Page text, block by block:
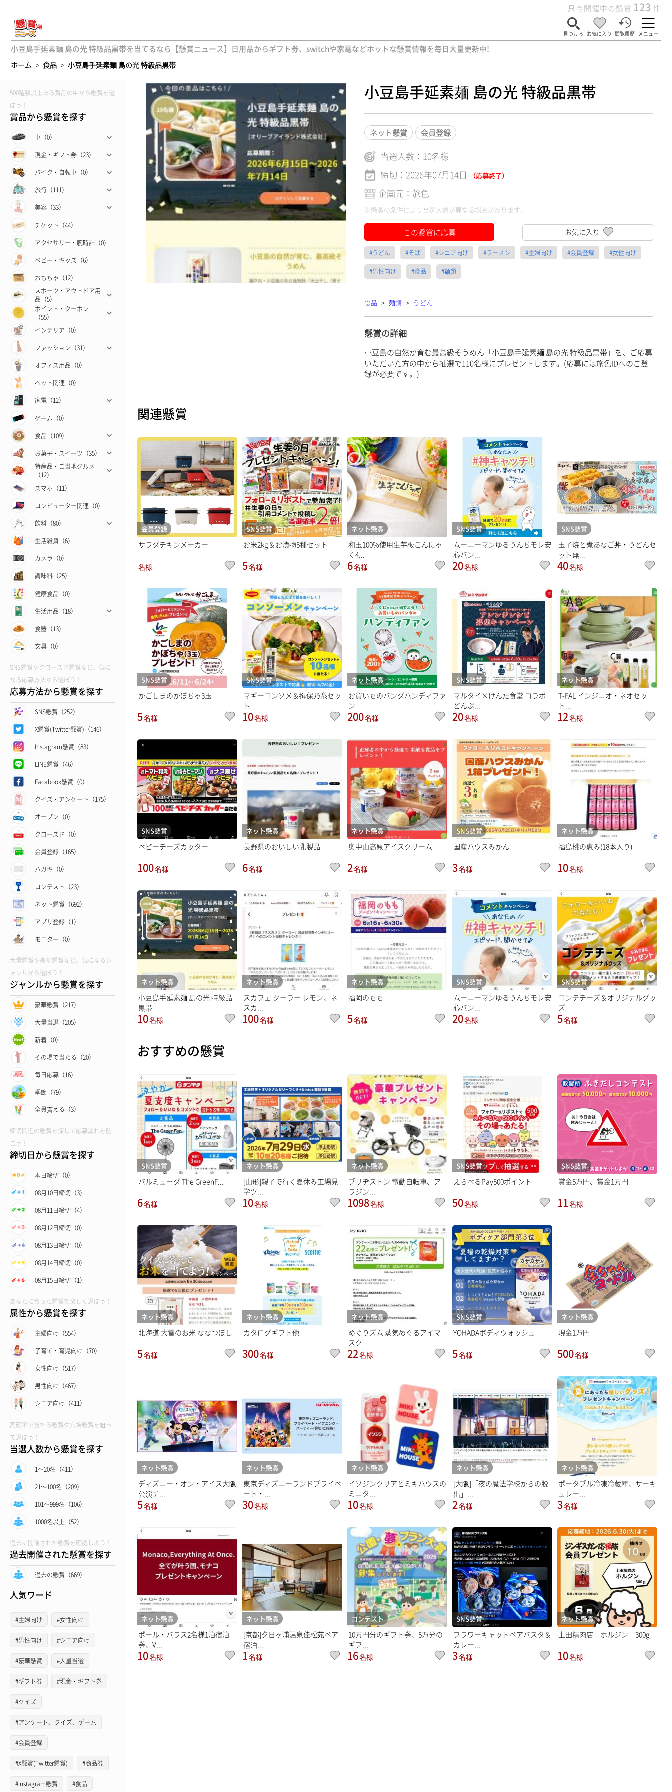
只今開催中の懸賞 123 件
見つける お気に入り 閲覧履歴 メニュー
小豆島手延素麺 島の光 特級品黒帯を当てるなら【懸賞ニュース】日用品からギフト券、switchや家電などホットな懸賞情報を毎日大量更新中!
ホーム > 食品 > 小豆島手延素麺 島の光 特級品黒帯
500種類以上ある賞品の中から懸賞を選
ぼう！
賞品から懸賞を探す
車（0）
現金・ギフト券（23）
バイク・自転車（0）
旅行（111）
美容（33）
チケット（44）
アクセサリー・腕時計（0）
ベビー・キッズ（6）
おもちゃ（12）
スポーツ・アウトドア用
品（5）
ポイント・クーポン
（55）
インテリア（0）
ファッション（31）
オフィス用品（0）
ペット関連（0）
家電（12）
ゲーム（0）
食品（109）
お菓子・スイーツ（35）
特産品・ご当地グルメ
（12）
スマホ（11）
コンピューター関連（0）
飲料（80）
生活雑貨（6）
カメラ（0）
調味料（25）
健康食品（0）
生活用品（18）
食器（13）
文具（0）
SNS懸賞やクローズド懸賞など、気に
なる応募方法から選ぼう！
応募方法から懸賞を探す
SNS懸賞（252）
X懸賞(Twitter懸賞)（146）
Instagram懸賞（83）
LINE懸賞（46）
Facabook懸賞（0）
クイズ・アンケート（175）
オープン（0）
クローズド（0）
会員登録（165）
ハガキ（0）
コンテスト（23）
ネット懸賞（692）
アプリ登録（1）
モニター（0）
大量懸賞や豪華懸賞など、気になるジ
ャンルから選ぼう！
ジャンルから懸賞を探す
豪華懸賞（217）
大量当選（205）
新着（0）
その場で当たる（20）
毎日応募（16）
季節（79）
全員貰える（3）
締切間近の懸賞を探して応募漏れを防
ごう！
締切日から懸賞を探す
本日締切（0）
08月10日締切（3）
08月11日締切（4）
08月12日締切（0）
08月13日締切（0）
08月14日締切（0）
08月15日締切（1）
あなたに合った懸賞を楽しく選ぼう！
属性から懸賞を探す
主婦向け（554）
子育て・育児向け（70）
女性向け（517）
男性向け（467）
シニア向け（411）
高確率で当たる懸賞や穴場懸賞を狙っ
て選ぼう！
当選人数から懸賞を探す
1〜20名（411）
21〜100名（209）
101〜999名（106）
1000名以上（52）
過去に開催された懸賞を確認しよう！
過去開催された懸賞を探す
過去の懸賞（669）
人気ワード
#主婦向け #女性向け
#男性向け #シニア向け
#豪華懸賞 #大量当選
#ギフト券 #現金・ギフト券
#クイズ
#アンケート、クイズ、ゲーム
#会員登録
#X懸賞(Twitter懸賞) #商品券
#Instagram懸賞 #食品
小豆島手延素麺 島の光 特級品黒帯
ネット懸賞 会員登録
当選人数： 10名様
締切：2026年07月14日
（応募終了）
企画元：旅色
※懸賞の条件により当選人数が異なる場合があります。
この懸賞に応募 お気に入り
#うどん #そば #シニア向け #ラーメン #主婦向け #会員登録 #女性向け
#男性向け #食品 #麺類
食品 > 麺類 > うどん
懸賞の詳細
小豆島の自然が育む最高級そうめん「小豆島手延素麺 島の光 特級品黒帯」を、ご応募
いただいた方の中から抽選で110名様にプレゼントします。(応募には旅色IDへのご登
録が必要です。)
関連懸賞
会員登録
サラダチキンメーカー
名様
SNS懸賞
お米2kg＆お漬物5種セット
5名様
ネット懸賞
和玉100%使用生芋板こんにゃ
く4...
6名様
SNS懸賞
ムーニーマンゆるうんちモレ安
心パン...
20名様
SNS懸賞
玉子焼と煮あなご丼・うどんセ
ット無...
40名様
SNS懸賞
かごしまのかぼちゃ3玉
5名様
SNS懸賞
マギーコンソメ＆揖保乃糸セッ
ト
10名様
ネット懸賞
お買いものパンダハンディファ
ン
200名様
SNS懸賞
マルタイ×けんた食堂 コラボ
どんぶ...
20名様
ネット懸賞
T-FAL インジニオ・ネオセッ
ト...
12名様
SNS懸賞
ベビーチーズカッター
100名様
ネット懸賞
長野県のおいしい乳製品
6名様
ネット懸賞
奥中山高原アイスクリーム
2名様
SNS懸賞
国産ハウスみかん
3名様
ネット懸賞
福島桃の恵み(18本入り)
10名様
ネット懸賞
小豆島手延素麺 島の光 特級品
黒帯
10名様
ネット懸賞
スカフェ クーラー レモン、ネ
スカ...
100名様
ネット懸賞
福岡のもも
5名様
SNS懸賞
ムーニーマンゆるうんちモレ安
心パン...
20名様
SNS懸賞
コンテチーズ＆オリジナルグッ
ズ
5名様
おすすめの懸賞
SNS懸賞
バルミューダ The GreenF...
6名様
ネット懸賞
[山形]親子で行く夏休み工場見
学ツ...
10名様
ネット懸賞
ブリヂストン 電動自転車、ア
ラジン...
1098名様
SNS懸賞
えらべるPay500ポイント
50名様
SNS懸賞
賞金5万円、賞金1万円
11名様
ネット懸賞
北海道 大雪のお米 ななつぼし
5名様
ネット懸賞
カタログギフト他
300名様
ネット懸賞
めぐりズム 蒸気めぐるアイマ
スク
22名様
SNS懸賞
YOHADAボディウォッシュ
5名様
ネット懸賞
現金1万円
500名様
ネット懸賞
ディズニー・オン・アイス大阪
公演チ...
5名様
ネット懸賞
東京ディズニーランドプライベ
ート・...
30名様
ネット懸賞
イソジンクリアとミキハウスの
ミニタ...
10名様
ネット懸賞
[大阪]「夜の魔法学校からの脱
出」...
2名様
ネット懸賞
ポータブル冷凍冷蔵庫、サーキ
ュレー...
3名様
ネット懸賞
ポール・パラス2名様1泊宿泊
券、V...
10名様
ネット懸賞
[京都]夕日ヶ浦温泉佳松苑ペア
宿泊...
1名様
コンテスト
10万円分のギフト券、5万分の
ギフ...
16名様
SNS懸賞
フラワーキャットペアパスタ＆
カレー...
3名様
ネット懸賞
上田精肉店 ホルジン 300g
10名様